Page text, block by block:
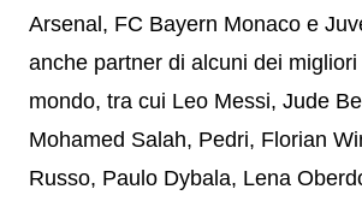
Arsenal, FC Bayern Monaco e
anche partner di alcuni dei migliori
mondo, tra cui Leo Messi, Jude
Mohamed Salah, Pedri, Florian
Russo, Paulo Dybala, Lena